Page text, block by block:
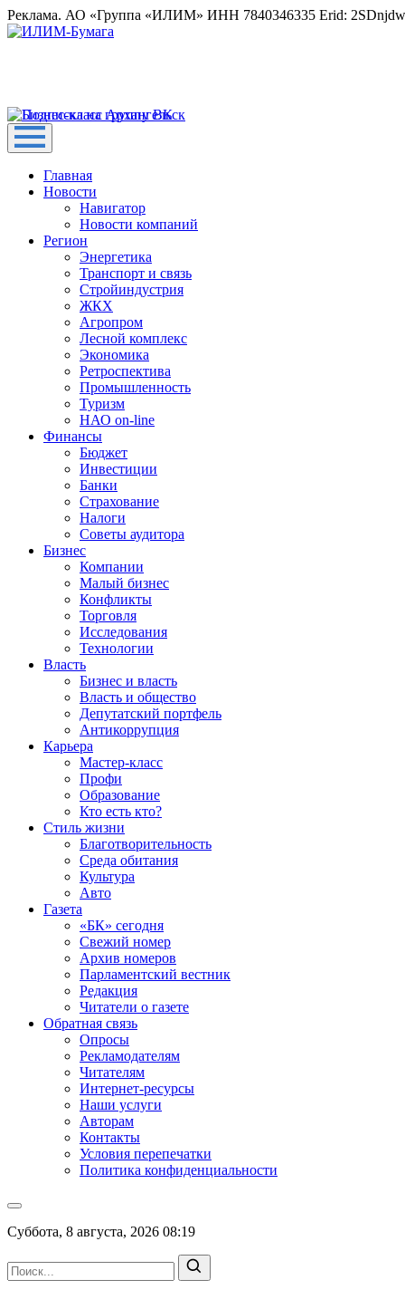
Реклама. АО «Группа «ИЛИМ» ИНН 7840346335 Erid:
Главная
Новости
Навигатор
Новости компаний
Регион
Энергетика
Транспорт и связь
Стройиндустрия
ЖКХ
Агропром
Лесной комплекс
Экономика
Ретроспектива
Промышленность
Туризм
НАО on-line
Финансы
Бюджет
Инвестиции
Банки
Страхование
Налоги
Советы аудитора
Бизнес
Компании
Малый бизнес
Конфликты
Торговля
Исследования
Технологии
Власть
Бизнес и власть
Власть и общество
Депутатский портфель
Антикоррупция
Карьера
Мастер-класс
Профи
Образование
Кто есть кто?
Стиль жизни
Благотворительность
Среда обитания
Культура
Авто
Газета
«БК» сегодня
Свежий номер
Архив номеров
Парламентский вестник
Редакция
Читатели о газете
Обратная связь
Опросы
Рекламодателям
Читателям
Интернет-ресурсы
Наши услуги
Авторам
Контакты
Условия перепечатки
Политика конфиденциальности
Суббота, 8 августа, 2026 08:19